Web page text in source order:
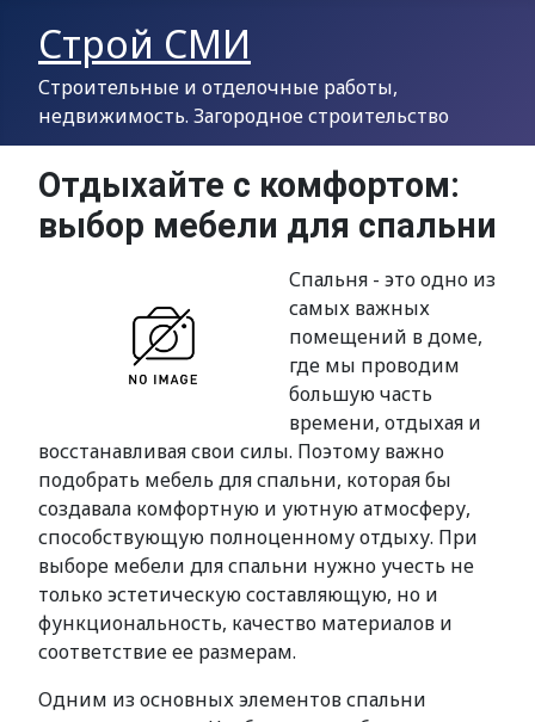
Строй СМИ
Строительные и отделочные работы,
недвижимость. Загородное строительство
Отдыхайте с комфортом:
выбор мебели для спальни
Спальня - это одно из
самых важных
помещений в доме,
где мы проводим
большую часть
времени, отдыхая и
восстанавливая свои силы. Поэтому важно
подобрать мебель для спальни, которая бы
создавала комфортную и уютную атмосферу,
способствующую полноценному отдыху. При
выборе мебели для спальни нужно учесть не
только эстетическую составляющую, но и
функциональность, качество материалов и
соответствие ее размерам.
Одним из основных элементов спальни